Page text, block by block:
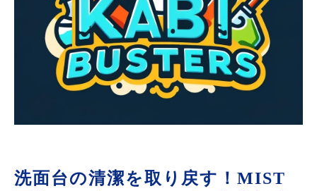
洗面台の清潔を取り戻す！MIST